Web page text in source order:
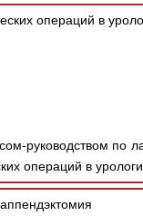
операций в
руководством по
операций в